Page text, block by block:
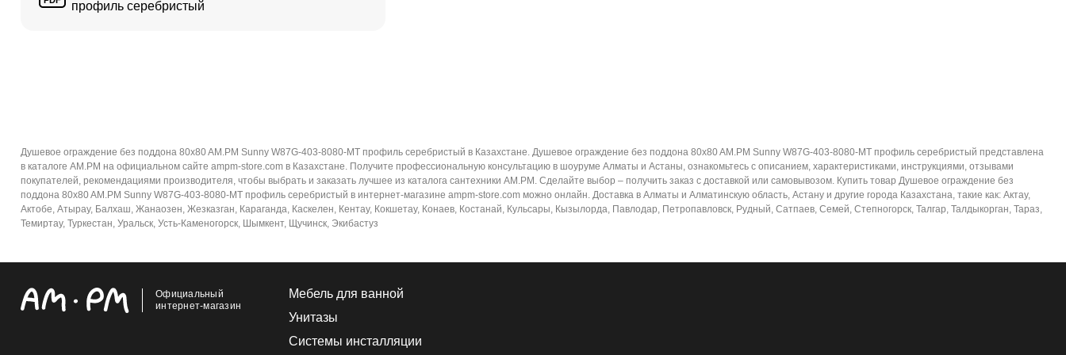
профиль серебристый
Душевое ограждение без поддона 80x80 AM.PM Sunny W87G-403-8080-MT профиль серебристый в Казахстане. Душевое ограждение без поддона 80x80 AM.PM Sunny W87G-403-8080-MT профиль серебристый представлена
в каталоге AM.PM на официальном сайте ampm-store.com в Казахстане. Получите профессиональную консультацию в шоуруме Алматы и Астаны, ознакомьтесь с описанием, характеристиками, инструкциями, отзывами
покупателей, рекомендациями производителя, чтобы выбрать и заказать лучшее из каталога сантехники AM.PM. Сделайте выбор – получить заказ с доставкой или самовывозом. Купить товар Душевое ограждение без
поддона 80x80 AM.PM Sunny W87G-403-8080-MT профиль серебристый в интернет-магазине ampm-store.com можно онлайн. Доставка в Алматы и Алматинскую область, Астану и другие города Казахстана, такие как: Актау,
Актобе, Атырау, Балхаш, Жанаозен, Жезказган, Караганда, Каскелен, Кентау, Кокшетау, Конаев, Костанай, Кульсары, Кызылорда, Павлодар, Петропавловск, Рудный, Сатпаев, Семей, Степногорск, Талгар, Талдыкорган, Тараз,
Темиртау, Туркестан, Уральск, Усть-Каменогорск, Шымкент, Щучинск, Экибастуз
Официальный
интернет-магазин
Мебель для ванной
Унитазы
Системы инсталляции